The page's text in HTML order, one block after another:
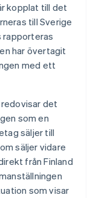
kopplat till det
till Sverige
rapporteras
har övertagit
med ett
det
som en
säljer till
säljer vidare
från Finland
som visar